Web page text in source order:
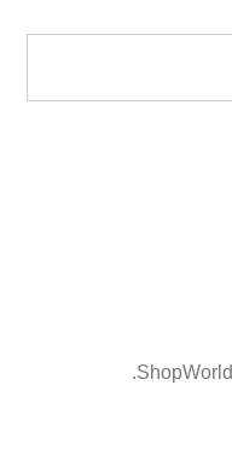
ShopWorld